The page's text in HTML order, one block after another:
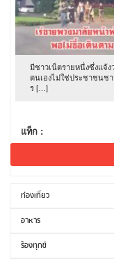
มีชาวเน็ตรายหนึ่งซึ่งแจ้ง
ตนเองไม่ใช่ประชาชนชา
ร […]
แท็ก :
ท่องเที่ยว
อาหาร
ร้องทุกข์